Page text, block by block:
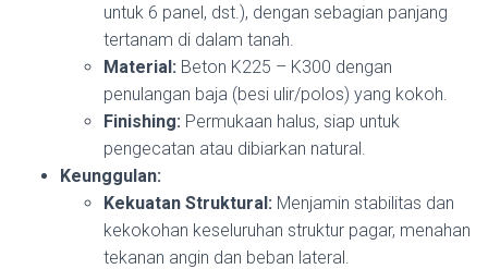
untuk 6 panel, dst.), dengan sebagian panjang
tertanam di dalam tanah.
Material: Beton K225 – K300 dengan
penulangan baja (besi ulir/polos) yang kokoh.
Finishing: Permukaan halus, siap untuk
pengecatan atau dibiarkan natural.
Keunggulan:
Kekuatan Struktural: Menjamin stabilitas dan
kekokohan keseluruhan struktur pagar, menahan
tekanan angin dan beban lateral.